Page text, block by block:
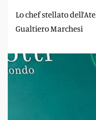
Lo chef stellato
Gualtiero Marchesi